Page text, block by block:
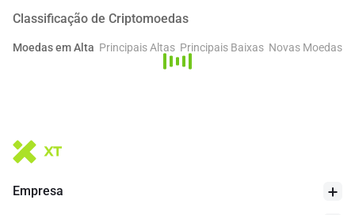
referência.
Classificação de Criptomoedas
Moedas em Alta Principais Altas Principais Baixas Novas Moedas
Empresa